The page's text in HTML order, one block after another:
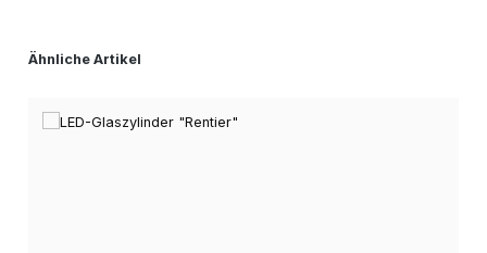
Produktgalerie überspringen
Ähnliche Artikel